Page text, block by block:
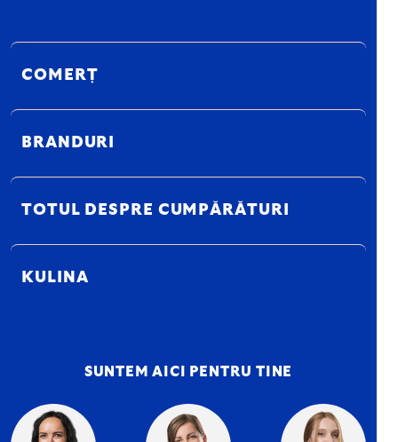
COMERȚ
BRANDURI
TOTUL DESPRE CUMPĂRĂTURI
KULINA
SUNTEM AICI PENTRU TINE